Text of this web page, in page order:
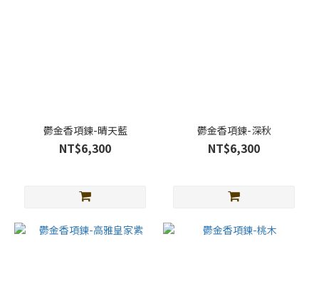
鬱金香項鍊-晴天藍
NT$6,300
鬱金香項鍊-深秋
NT$6,300